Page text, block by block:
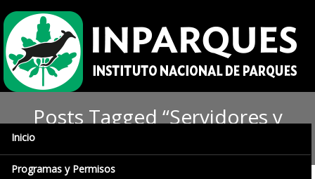
Inicio
Programas y Permisos
Posts Tagged “Servidores y